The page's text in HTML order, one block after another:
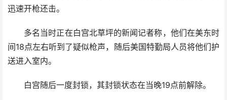
迅速开枪还击。
多名当时正在白宫北草坪的新闻记者称，他们在美东时
间18点左右听到了疑似枪声，随后美国特勤局人员将他们护
送进入室内。
白宫随后一度封锁，其封锁状态在当晚19点前解除。